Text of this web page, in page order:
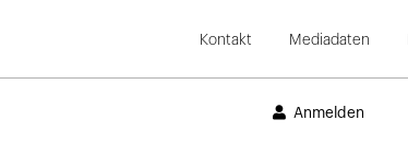
Kontakt Mediadaten
Anmelden